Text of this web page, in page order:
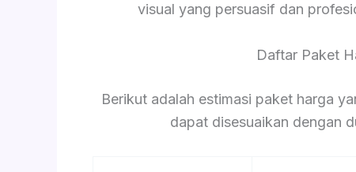
visual yang persuasif dan
Daftar Paket
Berikut adalah estimasi paket harga
dapat disesuaikan dengan